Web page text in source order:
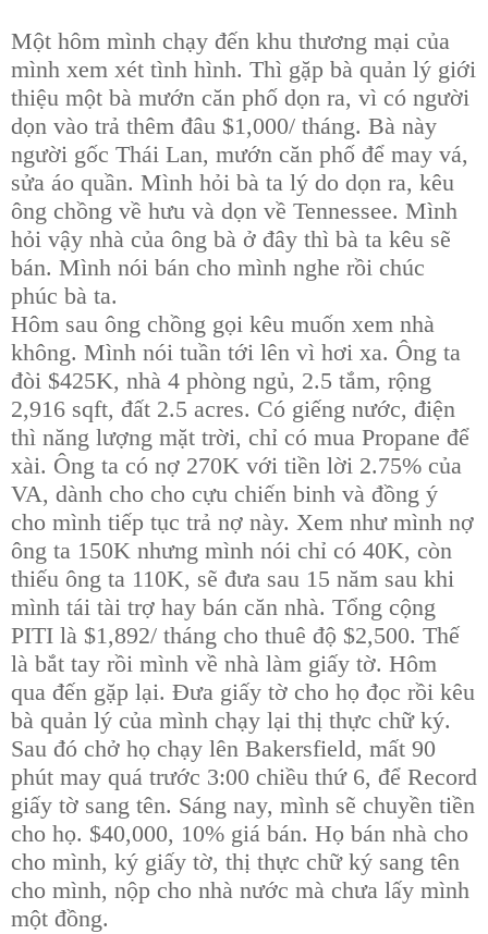
Một hôm mình chạy đến khu thương mại của
mình xem xét tình hình. Thì gặp bà quản lý giới
thiệu một bà mướn căn phố dọn ra, vì có người
dọn vào trả thêm đâu $1,000/ tháng. Bà này
người gốc Thái Lan, mướn căn phố để may vá,
sửa áo quần. Mình hỏi bà ta lý do dọn ra, kêu
ông chồng về hưu và dọn về Tennessee. Mình
hỏi vậy nhà của ông bà ở đây thì bà ta kêu sẽ
bán. Mình nói bán cho mình nghe rồi chúc
phúc bà ta.
Hôm sau ông chồng gọi kêu muốn xem nhà
không. Mình nói tuần tới lên vì hơi xa. Ông ta
đòi $425K, nhà 4 phòng ngủ, 2.5 tắm, rộng
2,916 sqft, đất 2.5 acres. Có giếng nước, điện
thì năng lượng mặt trời, chỉ có mua Propane để
xài. Ông ta có nợ 270K với tiền lời 2.75% của
VA, dành cho cho cựu chiến binh và đồng ý
cho mình tiếp tục trả nợ này. Xem như mình nợ
ông ta 150K nhưng mình nói chỉ có 40K, còn
thiếu ông ta 110K, sẽ đưa sau 15 năm sau khi
mình tái tài trợ hay bán căn nhà. Tổng cộng
PITI là $1,892/ tháng cho thuê độ $2,500. Thế
là bắt tay rồi mình về nhà làm giấy tờ. Hôm
qua đến gặp lại. Đưa giấy tờ cho họ đọc rồi kêu
bà quản lý của mình chạy lại thị thực chữ ký.
Sau đó chở họ chạy lên Bakersfield, mất 90
phút may quá trước 3:00 chiều thứ 6, để Record
giấy tờ sang tên. Sáng nay, mình sẽ chuyền tiền
cho họ. $40,000, 10% giá bán. Họ bán nhà cho
cho mình, ký giấy tờ, thị thực chữ ký sang tên
cho mình, nộp cho nhà nước mà chưa lấy mình
một đồng.